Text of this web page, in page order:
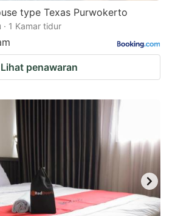
type Texas Purwokerto
· 1 Kamar tidur
Lihat penawaran